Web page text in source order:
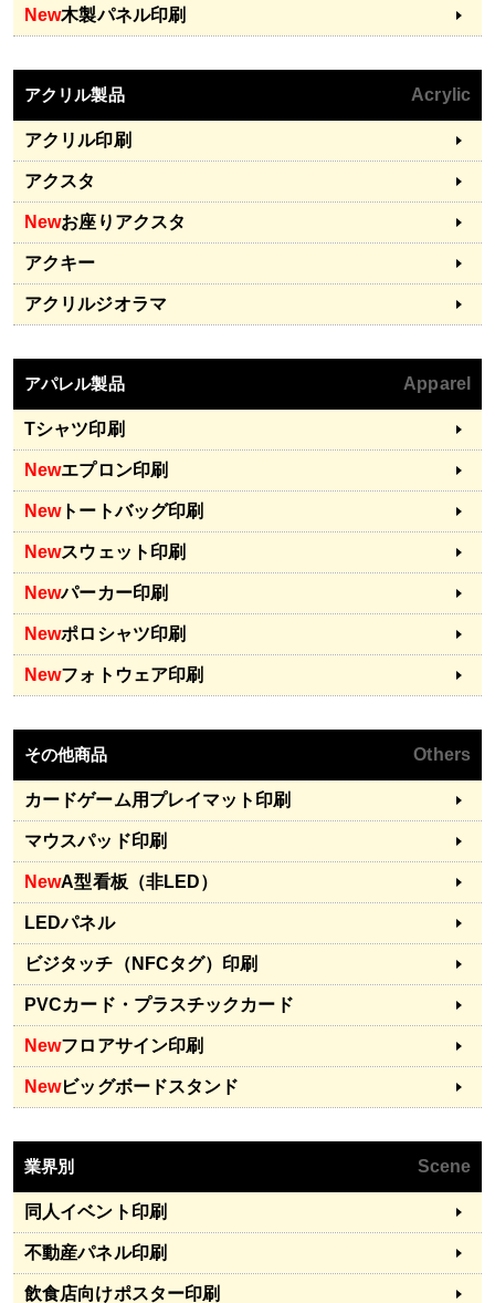
New木製パネル印刷
アクリル製品 Acrylic
アクリル印刷
アクスタ
Newお座りアクスタ
アクキー
アクリルジオラマ
アパレル製品 Apparel
Tシャツ印刷
Newエプロン印刷
Newトートバッグ印刷
Newスウェット印刷
Newパーカー印刷
Newポロシャツ印刷
Newフォトウェア印刷
その他商品 Others
カードゲーム用プレイマット印刷
マウスパッド印刷
NewA型看板（非LED）
LEDパネル
ビジタッチ（NFCタグ）印刷
PVCカード・プラスチックカード
Newフロアサイン印刷
Newビッグボードスタンド
業界別 Scene
同人イベント印刷
不動産パネル印刷
飲食店向けポスター印刷